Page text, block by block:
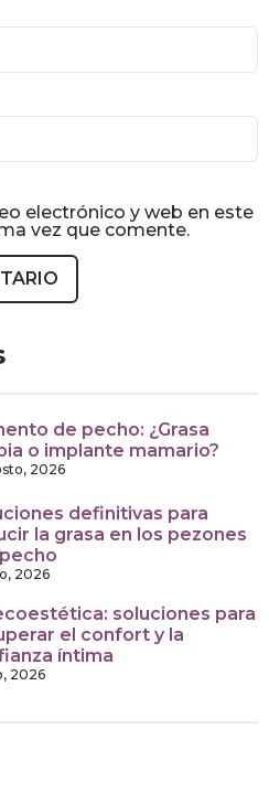
electrónico y web en este
vez que comente.
de pecho: ¿Grasa
o implante mamario?
2026
definitivas para
la grasa en los pezones
2026
soluciones para
el confort y la
íntima
2026